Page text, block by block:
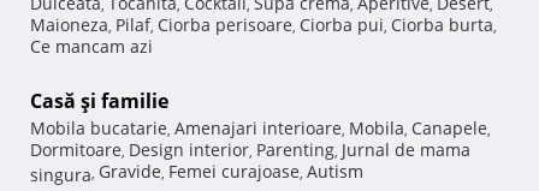
, , , , , ,
Maioneza, Pilaf, Ciorba perisoare, Ciorba pui, Ciorba burta,
Ce mancam azi
Casă şi familie
Mobila bucatarie, Amenajari interioare, Mobila, Canapele,
Dormitoare, Design interior, Parenting, Jurnal de mama
singura, Gravide, Femei curajoase, Autism